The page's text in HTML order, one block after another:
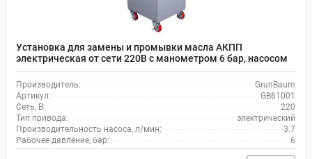
Установка для замены и промывки масла АКПП
электрическая от сети 220В с манометром 6 бар, насосом
3.7 л/мин, ATF 5000 GrunBaum GB61001
Производитель:
GrunBaum
Артикул:
GB61001
Сеть, В:
220
Тип привода:
электрический
Производительность насоса, л/мин:
3.7
Рабочее давление, бар:
6